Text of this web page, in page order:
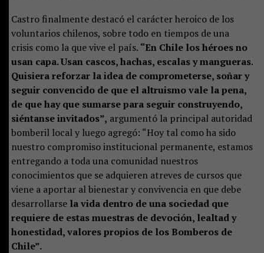
Castro finalmente destacó el carácter heroico de los
voluntarios chilenos, sobre todo en tiempos de una
crisis como la que vive el país. “En Chile los héroes no
usan capa. Usan cascos, hachas, escalas y mangueras.
Quisiera reforzar la idea de comprometerse, soñar y
seguir convencido de que el altruismo vale la pena,
de que hay que sumarse para seguir construyendo,
siéntanse invitados”, argumentó la principal autoridad
bomberil local y luego agregó: “Hoy tal como ha sido
nuestro compromiso institucional permanente, estamos
entregando a toda una comunidad nuestros
conocimientos que se adquieren atreves de cursos que
viene a aportar al bienestar y convivencia en que debe
desarrollarsela vida dentro de una sociedad que
requiere de estas muestras de devoción, lealtad y
honestidad, valores propios de los Bomberos de
Chile”.